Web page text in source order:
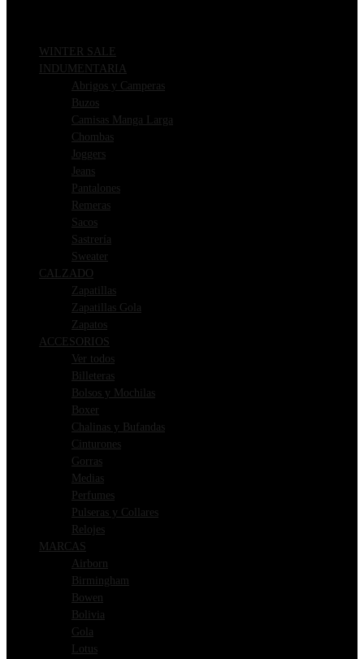
WINTER SALE
INDUMENTARIA
Abrigos y Camperas
Buzos
Camisas Manga Larga
Chombas
Joggers
Jeans
Pantalones
Remeras
Sacos
Sastrería
Sweater
CALZADO
Zapatillas
Zapatillas Gola
Zapatos
ACCESORIOS
Ver todos
Billeteras
Bolsos y Mochilas
Boxer
Chalinas y Bufandas
Cinturones
Gorras
Medias
Perfumes
Pulseras y Collares
Relojes
MARCAS
Airborn
Birmingham
Bowen
Bolivia
Gola
Lotus